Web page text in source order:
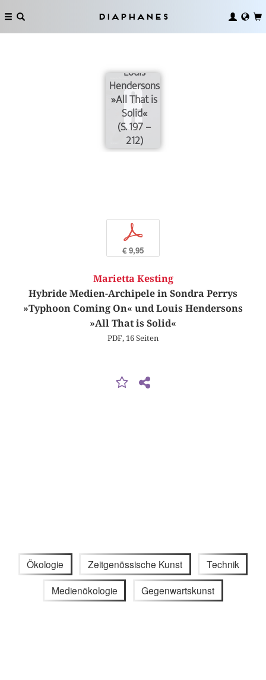
Diaphanes
Perrys
»Typhoon
Louis
Hendersons
»All That is
Solid«
(S. 197 –
212)
p
€ 9,95
Marietta Kesting
Hybride Medien-Archipele in Sondra Perrys
»Typhoon Coming On« und Louis Hendersons
»All That is Solid«
PDF, 16 Seiten
Ökologie Zeitgenössische Kunst Technik
Medienökologie Gegenwartskunst